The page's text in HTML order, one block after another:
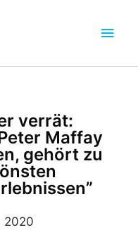
verrät:
Maffay
gehört zu
2020